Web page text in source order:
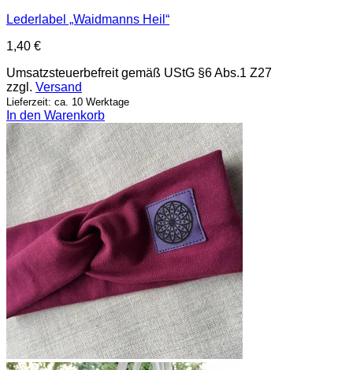
Lederlabel „Waidmanns Heil“
1,40 €
Umsatzsteuerbefreit gemäß UStG §6 Abs.1 Z27
zzgl. Versand
Lieferzeit: ca. 10 Werktage
In den Warenkorb